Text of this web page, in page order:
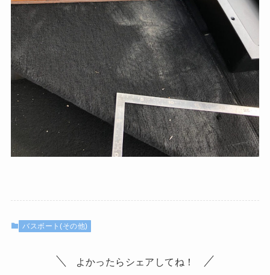
バスボート(その他)
よかったらシェアしてね！